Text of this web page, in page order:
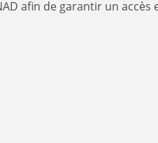
afin de garantir un accès